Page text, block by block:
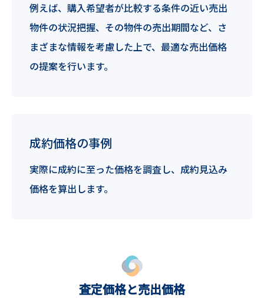
例えば、購入希望者が比較する条件の近い売出
物件の状況把握、その物件の売出期間など、さ
まざまな情報を考慮した上で、最適な売出価格
の提案を行います。
成約価格の事例
実際に成約に至った価格を調査し、成約見込み
価格を算出します。
査定価格と売出価格